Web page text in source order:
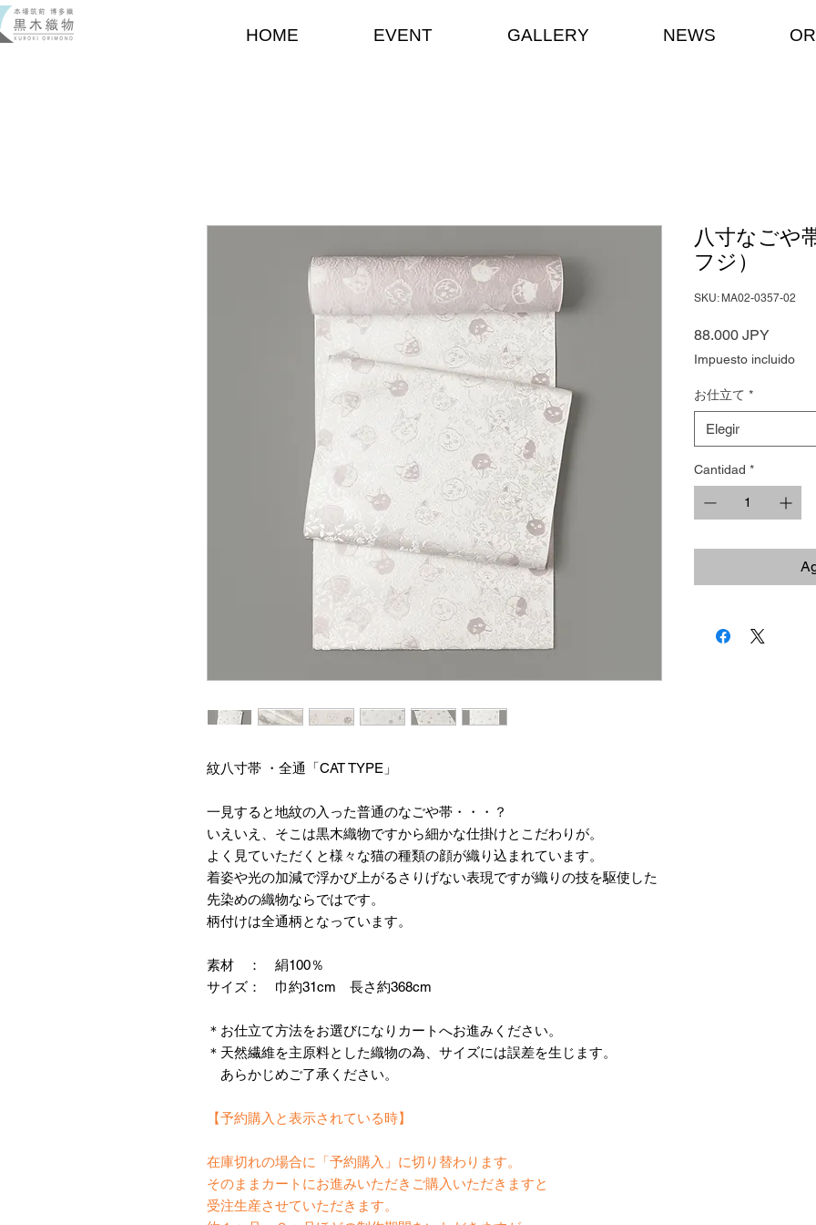
HOME EVENT GALLERY NEWS
紋八寸帯 ・全通「CAT TYPE」
一見すると地紋の入った普通のなごや帯・・・？
いえいえ、そこは黒木織物ですから細かな仕掛けとこだわりが。
よく見ていただくと様々な猫の種類の顔が織り込まれています。
着姿や光の加減で浮かび上がるさりげない表現ですが織りの技を駆使した
先染めの織物ならではです。
柄付けは全通柄となっています。
素材 ： 絹100％
サイズ： 巾約31cm 長さ約368cm
＊お仕立て方法をお選びになりカートへお進みください。
＊天然繊維を主原料とした織物の為、サイズには誤差を生じます。
あらかじめご了承ください。
【予約購入と表示されている時】
在庫切れの場合に「予約購入」に切り替わります。
そのままカートにお進みいただきご購入いただきますと
受注生産させていただきます。
八寸なごや
フジ）
SKU: MA02-0357-02
88.000 JPYPrecio
Impuesto incluido
お仕立て *
Elegir
Cantidad *